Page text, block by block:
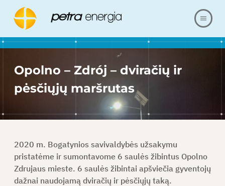
APIE MUS
PASIŪLYMAS
NUORODOS
MŪSŲ REALIZACIJA
KLAUSIMAI IR ATSAKYMAI
Opolno – Zdrój – dviračių ir
pėsčiųjų maršrutas
2020 m. Bogatynios savivaldybės užsakymu
pristatėme ir sumontavome 6 saulės žibintus Opolno
Zdrujaus mieste. 6 saulės žibintai apšviečia gyventojų
dažnai naudojamą dviračių ir pėsčiųjų taką.